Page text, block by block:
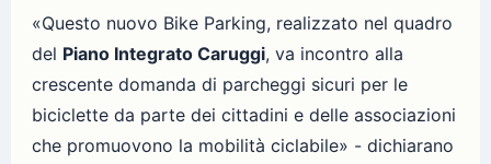
«Questo nuovo Bike Parking, realizzato nel quadro
del Piano Integrato Caruggi, va incontro alla
crescente domanda di parcheggi sicuri per le
biciclette da parte dei cittadini e delle associazioni
che promuovono la mobilità ciclabile» - dichiarano